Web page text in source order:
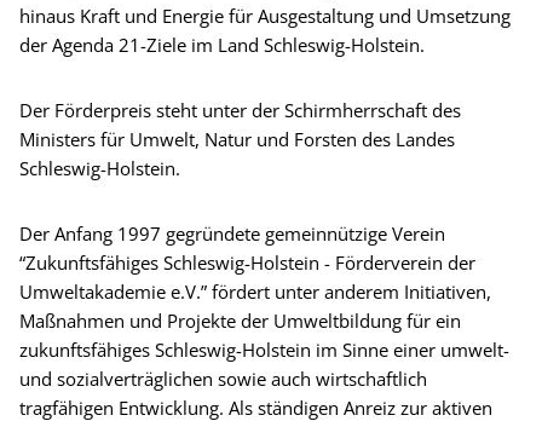
hinaus Kraft und Energie für Ausgestaltung und Umsetzung
der Agenda 21-Ziele im Land Schleswig-Holstein.
Der Förderpreis steht unter der Schirmherrschaft des
Ministers für Umwelt, Natur und Forsten des Landes
Schleswig-Holstein.
Der Anfang 1997 gegründete gemeinnützige Verein
“Zukunftsfähiges Schleswig-Holstein - Förderverein der
Umweltakademie e.V.” fördert unter anderem Initiativen,
Maßnahmen und Projekte der Umweltbildung für ein
zukunftsfähiges Schleswig-Holstein im Sinne einer umwelt-
und sozialverträglichen sowie auch wirtschaftlich
tragfähigen Entwicklung. Als ständigen Anreiz zur aktiven